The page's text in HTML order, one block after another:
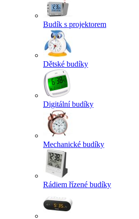
Budík s projektorem
Dětské budíky
Digitální budíky
Mechanické budíky
Rádiem řízené budíky